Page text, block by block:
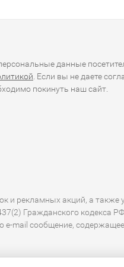
данные
. Если вы не даете
покинуть наш сайт.
и рекламных акций, а также
Гражданского кодекса
e-mail сообщение,